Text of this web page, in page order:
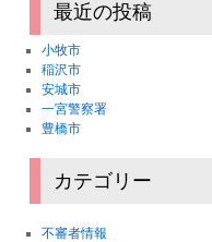
最近の投稿
小牧市
稲沢市
安城市
一宮警察署
豊橋市
カテゴリー
不審者情報